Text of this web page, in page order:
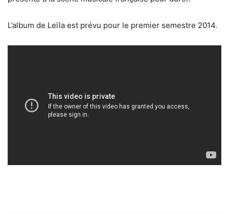
L’album de Leïla est prévu pour le premier semestre 2014.